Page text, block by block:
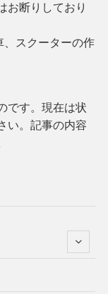
お断りしており
、スクーターの作
です。現在は状
い。記事の内容